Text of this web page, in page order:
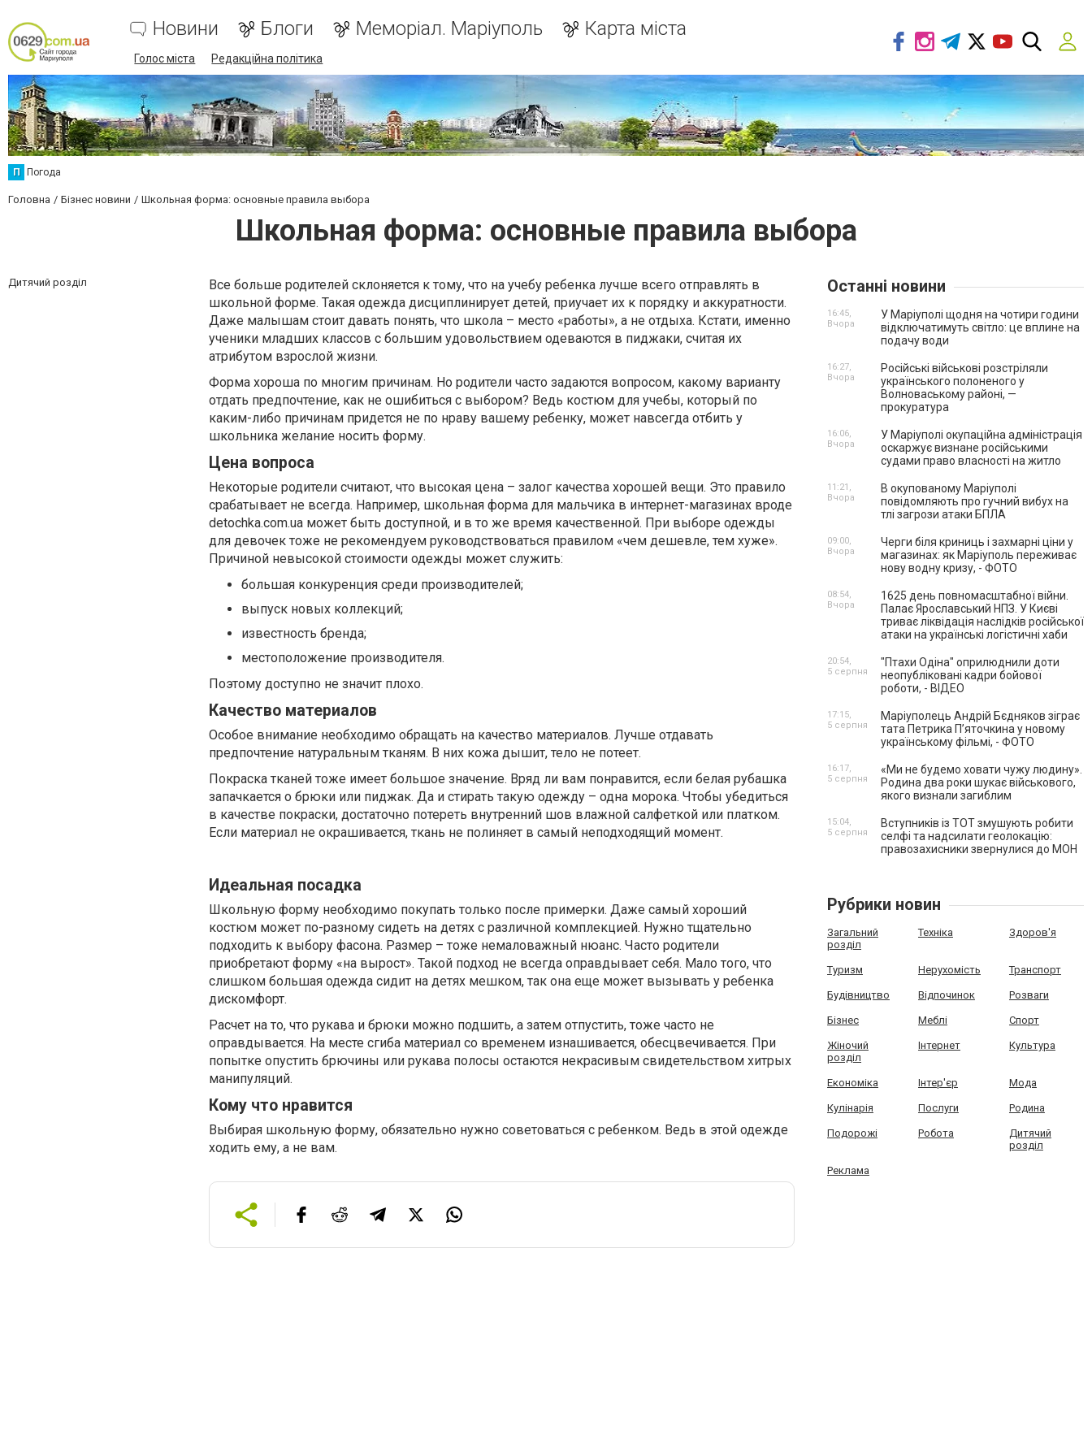
Новини Блоги Меморіал. Маріуполь Карта міста
Голос міста Редакційна політика
П Погода
Головна Бізнес новини Школьная форма: основные правила выбора
Школьная форма: основные правила выбора
Дитячий розділ
Все больше родителей склоняется к тому, что на учебу ребенка лучше всего отправлять в
школьной форме. Такая одежда дисциплинирует детей, приучает их к порядку и аккуратности.
Даже малышам стоит давать понять, что школа – место «работы», а не отдыха. Кстати, именно
ученики младших классов с большим удовольствием одеваются в пиджаки, считая их
атрибутом взрослой жизни.
Форма хороша по многим причинам. Но родители часто задаются вопросом, какому варианту
отдать предпочтение, как не ошибиться с выбором? Ведь костюм для учебы, который по
каким-либо причинам придется не по нраву вашему ребенку, может навсегда отбить у
школьника желание носить форму.
Цена вопроса
Некоторые родители считают, что высокая цена – залог качества хорошей вещи. Это правило
срабатывает не всегда. Например, школьная форма для мальчика в интернет-магазинах вроде
detochka.com.ua может быть доступной, и в то же время качественной. При выборе одежды
для девочек тоже не рекомендуем руководствоваться правилом «чем дешевле, тем хуже».
Причиной невысокой стоимости одежды может служить:
большая конкуренция среди производителей;
выпуск новых коллекций;
известность бренда;
местоположение производителя.
Поэтому доступно не значит плохо.
Качество материалов
Особое внимание необходимо обращать на качество материалов. Лучше отдавать
предпочтение натуральным тканям. В них кожа дышит, тело не потеет.
Покраска тканей тоже имеет большое значение. Вряд ли вам понравится, если белая рубашка
запачкается о брюки или пиджак. Да и стирать такую одежду – одна морока. Чтобы убедиться
в качестве покраски, достаточно потереть внутренний шов влажной салфеткой или платком.
Если материал не окрашивается, ткань не полиняет в самый неподходящий момент.
Идеальная посадка
Школьную форму необходимо покупать только после примерки. Даже самый хороший
костюм может по-разному сидеть на детях с различной комплекцией. Нужно тщательно
подходить к выбору фасона. Размер – тоже немаловажный нюанс. Часто родители
приобретают форму «на вырост». Такой подход не всегда оправдывает себя. Мало того, что
слишком большая одежда сидит на детях мешком, так она еще может вызывать у ребенка
дискомфорт.
Расчет на то, что рукава и брюки можно подшить, а затем отпустить, тоже часто не
оправдывается. На месте сгиба материал со временем изнашивается, обесцвечивается. При
попытке опустить брючины или рукава полосы остаются некрасивым свидетельством хитрых
манипуляций.
Кому что нравится
Выбирая школьную форму, обязательно нужно советоваться с ребенком. Ведь в этой одежде
ходить ему, а не вам.
Останні новини
У Маріуполі щодня на чотири години
відключатимуть світло: це вплине на
подачу води
16:45,
Вчора
Російські військові розстріляли
українського полоненого у
Волноваському районі, —
прокуратура
16:27,
Вчора
У Маріуполі окупаційна адміністрація
оскаржує визнане російськими
судами право власності на житло
16:06,
Вчора
В окупованому Маріуполі
повідомляють про гучний вибух на
тлі загрози атаки БПЛА
11:21,
Вчора
Черги біля криниць і захмарні ціни у
магазинах: як Маріуполь переживає
нову водну кризу, - ФОТО
09:00,
Вчора
1625 день повномасштабної війни.
Палає Ярославський НПЗ. У Києві
триває ліквідація наслідків російської
атаки на українські логістичні хаби
08:54,
Вчора
"Птахи Одіна" оприлюднили доти
неопубліковані кадри бойової
роботи, - ВІДЕО
20:54,
5 серпня
Маріуполець Андрій Бєдняков зіграє
тата Петрика П’яточкина у новому
українському фільмі, - ФОТО
17:15,
5 серпня
«Ми не будемо ховати чужу людину».
Родина два роки шукає військового,
якого визнали загиблим
16:17,
5 серпня
Вступників із ТОТ змушують робити
селфі та надсилати геолокацію:
правозахисники звернулися до МОН
15:04,
5 серпня
Рубрики новин
Загальний
розділ
Техніка Здоров'я
Туризм Нерухомість Транспорт
Будівництво Відпочинок Розваги
Бізнес Меблі Спорт
Жіночий
розділ
Інтернет Культура
Економіка Інтер'єр Мода
Кулінарія Послуги Родина
Подорожі Робота
Дитячий
розділ
Реклама